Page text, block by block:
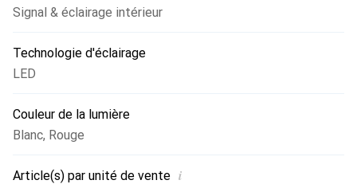
Signal & éclairage intérieur
Technologie d'éclairage
LED
Couleur de la lumière
Blanc, Rouge
Article(s) par unité de vente i